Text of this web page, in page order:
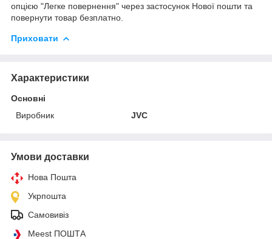
опцією "Легке повернення" через застосунок Нової пошти та
повернути товар безплатно.
Приховати
Характеристики
Основні
Виробник
JVC
Умови доставки
Нова Пошта
Укрпошта
Самовивіз
Meest ПОШТА